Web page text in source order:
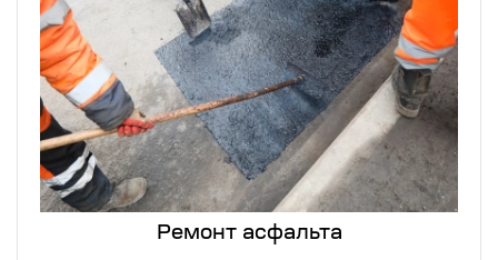
Ремонт асфальта